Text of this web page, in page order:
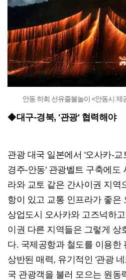
안동 하회 선유줄불놀이 <안동시 제
◆대구-경북, '관광' 협력해야
관광 대국 일본에서 '오사카-
경주-안동' 관광벨트 구축에도
라와 교토 같은 간사이권 지역
항이 있고 교통 인프라가 좋은
상업도시 오사카와 고즈넉하
이권 다른 지역들은 그렇게 상
다. 국제공항과 철도를 이용한
상반된 매력, 유기적인 '관광
국 관광객을 불러 모으는 원동